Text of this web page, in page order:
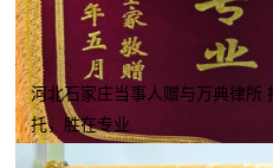
河北石家庄当事人赠与万典律所
托，胜在专业